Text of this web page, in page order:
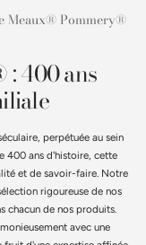
Meaux® Pommery®
400 ans
perpétuée au sein
400 ans d'histoire, cette
et de savoir-faire. Notre
rigoureuse de nos
chacun de nos produits.
avec une